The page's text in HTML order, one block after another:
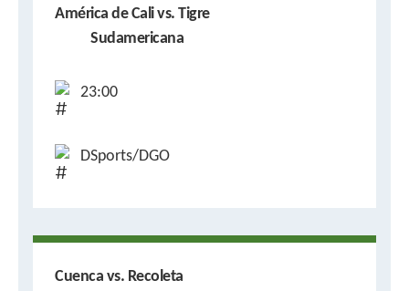
América de Cali vs. Tigre
Sudamericana
23:00
DSports/DGO
Cuenca vs. Recoleta